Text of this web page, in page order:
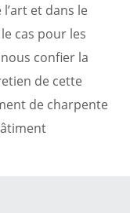
et dans le
cas pour les
confier la
de cette
de charpente